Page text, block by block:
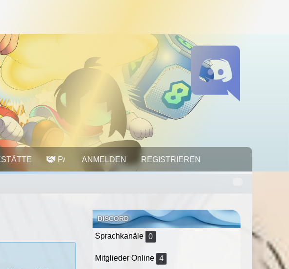
PARTNER 07.08.2026, 12:16:35
ANMELDEN REGISTRIEREN
DISCORD
Sprachkanäle 0
Mitglieder Online 4